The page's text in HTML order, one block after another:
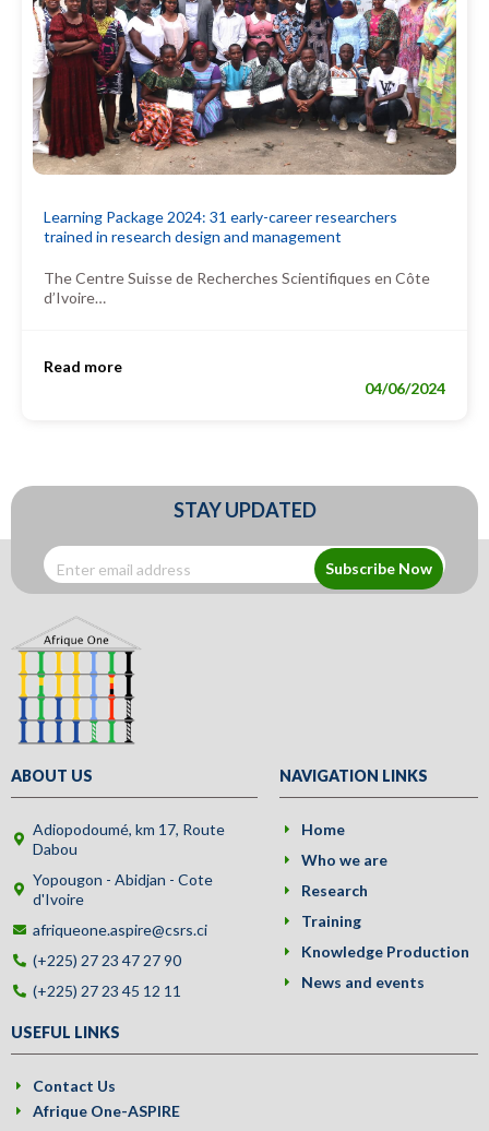
Learning Package 2024: 31 early-career researchers
trained in research design and management
The Centre Suisse de Recherches Scientifiques en Côte
d’Ivoire…
Read more
04/06/2024
STAY UPDATED
Subscribe Now
ABOUT US
Adiopodoumé, km 17, Route
Dabou
Yopougon - Abidjan - Cote
d'Ivoire
afriqueone.aspire@csrs.ci
(+225) 27 23 47 27 90
(+225) 27 23 45 12 11
NAVIGATION LINKS
Home
Who we are
Research
Training
Knowledge Production
News and events
USEFUL LINKS
Contact Us
Afrique One-ASPIRE